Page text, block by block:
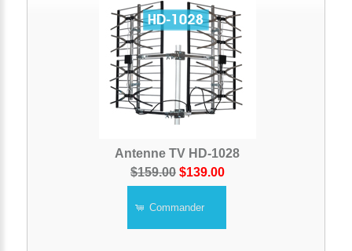
Antenne TV HD-1028
$159.00 $139.00
Commander